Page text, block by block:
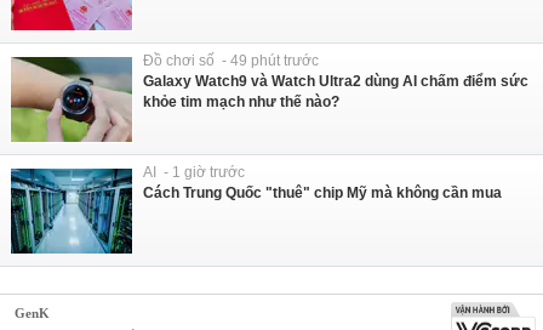
Đồ chơi số - 49 phút trước
Galaxy Watch9 và Watch Ultra2 dùng AI chấm điểm sức
khỏe tim mạch như thế nào?
AI - 1 giờ trước
Cách Trung Quốc "thuê" chip Mỹ mà không cần mua
GenK